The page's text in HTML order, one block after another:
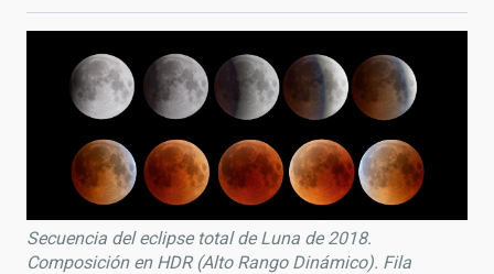
a
navegación
Secuencia del eclipse total de Luna de 2018.
Composición en HDR (Alto Rango Dinámico). Fila